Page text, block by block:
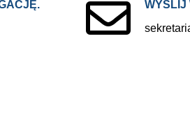
WYŚLIJ